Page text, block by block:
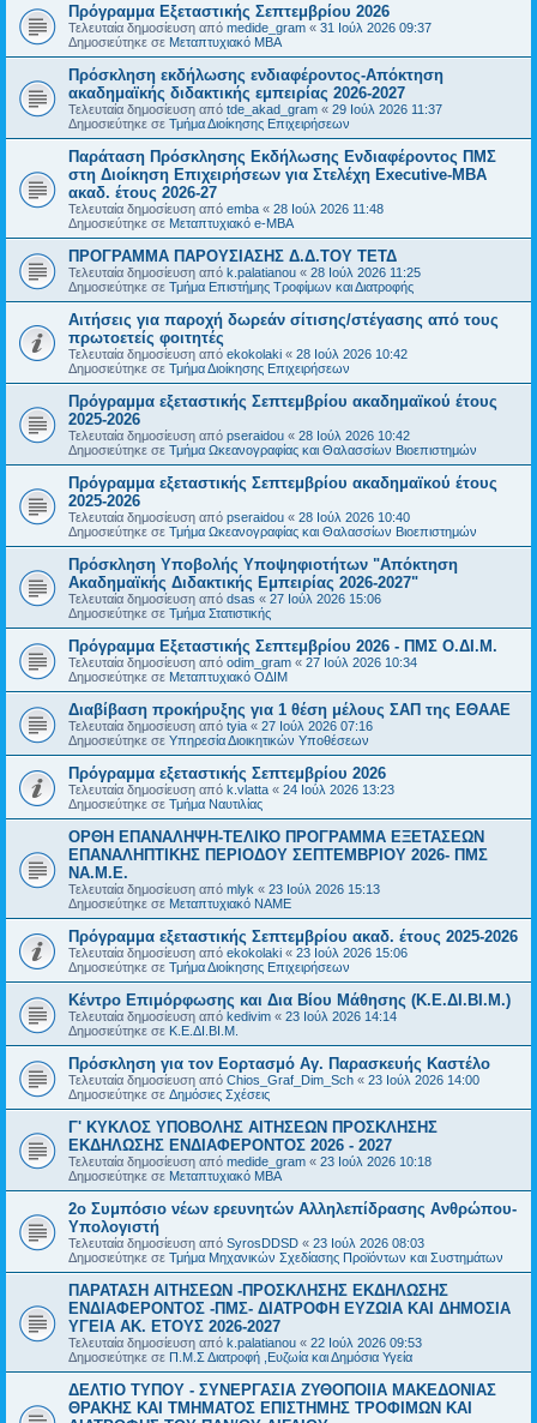
Πρόγραμμα Εξεταστικής Σεπτεμβρίου 2026
Τελευταία δημοσίευση από medide_gram « 31 Ιούλ 2026 09:37
Δημοσιεύτηκε σε Μεταπτυχιακό MBA
Πρόσκληση εκδήλωσης ενδιαφέροντος-Απόκτηση
ακαδημαϊκής διδακτικής εμπειρίας 2026-2027
Τελευταία δημοσίευση από tde_akad_gram « 29 Ιούλ 2026 11:37
Δημοσιεύτηκε σε Τμήμα Διοίκησης Επιχειρήσεων
Παράταση Πρόσκλησης Εκδήλωσης Ενδιαφέροντος ΠΜΣ
στη Διοίκηση Επιχειρήσεων για Στελέχη Executive-MBΑ
ακαδ. έτους 2026-27
Τελευταία δημοσίευση από emba « 28 Ιούλ 2026 11:48
Δημοσιεύτηκε σε Μεταπτυχιακό e-MBA
ΠΡΟΓΡΑΜΜΑ ΠΑΡΟΥΣΙΑΣΗΣ Δ.Δ.ΤΟΥ ΤΕΤΔ
Τελευταία δημοσίευση από k.palatianou « 28 Ιούλ 2026 11:25
Δημοσιεύτηκε σε Τμήμα Επιστήμης Τροφίμων και Διατροφής
Αιτήσεις για παροχή δωρεάν σίτισης/στέγασης από τους
πρωτοετείς φοιτητές
Τελευταία δημοσίευση από ekokolaki « 28 Ιούλ 2026 10:42
Δημοσιεύτηκε σε Τμήμα Διοίκησης Επιχειρήσεων
Πρόγραμμα εξεταστικής Σεπτεμβρίου ακαδημαϊκού έτους
2025-2026
Τελευταία δημοσίευση από pseraidou « 28 Ιούλ 2026 10:42
Δημοσιεύτηκε σε Τμήμα Ωκεανογραφίας και Θαλασσίων Βιοεπιστημών
Πρόγραμμα εξεταστικής Σεπτεμβρίου ακαδημαϊκού έτους
2025-2026
Τελευταία δημοσίευση από pseraidou « 28 Ιούλ 2026 10:40
Δημοσιεύτηκε σε Τμήμα Ωκεανογραφίας και Θαλασσίων Βιοεπιστημών
Πρόσκληση Υποβολής Υποψηφιοτήτων "Απόκτηση
Ακαδημαϊκής Διδακτικής Εμπειρίας 2026-2027"
Τελευταία δημοσίευση από dsas « 27 Ιούλ 2026 15:06
Δημοσιεύτηκε σε Τμήμα Στατιστικής
Πρόγραμμα Εξεταστικής Σεπτεμβρίου 2026 - ΠΜΣ Ο.ΔΙ.Μ.
Τελευταία δημοσίευση από odim_gram « 27 Ιούλ 2026 10:34
Δημοσιεύτηκε σε Μεταπτυχιακό ΟΔΙΜ
Διαβίβαση προκήρυξης για 1 θέση μέλους ΣΑΠ της ΕΘΑΑΕ
Τελευταία δημοσίευση από tyia « 27 Ιούλ 2026 07:16
Δημοσιεύτηκε σε Υπηρεσία Διοικητικών Υποθέσεων
Πρόγραμμα εξεταστικής Σεπτεμβρίου 2026
Τελευταία δημοσίευση από k.vlatta « 24 Ιούλ 2026 13:23
Δημοσιεύτηκε σε Τμήμα Ναυτιλίας
ΟΡΘΗ ΕΠΑΝΑΛΗΨΗ-ΤΕΛΙΚΟ ΠΡΟΓΡΑΜΜΑ ΕΞΕΤΑΣΕΩΝ
ΕΠΑΝΑΛΗΠΤΙΚΗΣ ΠΕΡΙΟΔΟΥ ΣΕΠΤΕΜΒΡΙΟΥ 2026- ΠΜΣ
ΝΑ.Μ.Ε.
Τελευταία δημοσίευση από mlyk « 23 Ιούλ 2026 15:13
Δημοσιεύτηκε σε Μεταπτυχιακό ΝΑΜΕ
Πρόγραμμα εξεταστικής Σεπτεμβρίου ακαδ. έτους 2025-2026
Τελευταία δημοσίευση από ekokolaki « 23 Ιούλ 2026 15:06
Δημοσιεύτηκε σε Τμήμα Διοίκησης Επιχειρήσεων
Κέντρο Επιμόρφωσης και Δια Βίου Μάθησης (Κ.Ε.ΔΙ.ΒΙ.Μ.)
Τελευταία δημοσίευση από kedivim « 23 Ιούλ 2026 14:14
Δημοσιεύτηκε σε Κ.Ε.ΔΙ.ΒΙ.Μ.
Πρόσκληση για τον Εορτασμό Αγ. Παρασκευής Καστέλο
Τελευταία δημοσίευση από Chios_Graf_Dim_Sch « 23 Ιούλ 2026 14:00
Δημοσιεύτηκε σε Δημόσιες Σχέσεις
Γ' ΚΥΚΛΟΣ ΥΠΟΒΟΛΗΣ ΑΙΤΗΣΕΩΝ ΠΡΟΣΚΛΗΣΗΣ
ΕΚΔΗΛΩΣΗΣ ΕΝΔΙΑΦΕΡΟΝΤΟΣ 2026 - 2027
Τελευταία δημοσίευση από medide_gram « 23 Ιούλ 2026 10:18
Δημοσιεύτηκε σε Μεταπτυχιακό MBA
2ο Συμπόσιο νέων ερευνητών Αλληλεπίδρασης Ανθρώπου-
Υπολογιστή
Τελευταία δημοσίευση από SyrosDDSD « 23 Ιούλ 2026 08:03
Δημοσιεύτηκε σε Τμήμα Μηχανικών Σχεδίασης Προϊόντων και Συστημάτων
ΠΑΡΑΤΑΣΗ ΑΙΤΗΣΕΩΝ -ΠΡΟΣΚΛΗΣΗΣ ΕΚΔΗΛΩΣΗΣ
ΕΝΔΙΑΦΕΡΟΝΤΟΣ -ΠΜΣ- ΔΙΑΤΡΟΦΗ ΕΥΖΩΙΑ ΚΑΙ ΔΗΜΟΣΙΑ
ΥΓΕΙΑ AK. ETOYΣ 2026-2027
Τελευταία δημοσίευση από k.palatianou « 22 Ιούλ 2026 09:53
Δημοσιεύτηκε σε Π.Μ.Σ Διατροφή ,Ευζωία και Δημόσια Υγεία
ΔΕΛΤΙΟ ΤΥΠΟΥ - ΣΥΝΕΡΓΑΣΙΑ ΖΥΘΟΠΟΙΙΑ ΜΑΚΕΔΟΝΙΑΣ
ΘΡΑΚΗΣ ΚΑΙ ΤΜΗΜΑΤΟΣ ΕΠΙΣΤΗΜΗΣ ΤΡΟΦΙΜΩΝ ΚΑΙ